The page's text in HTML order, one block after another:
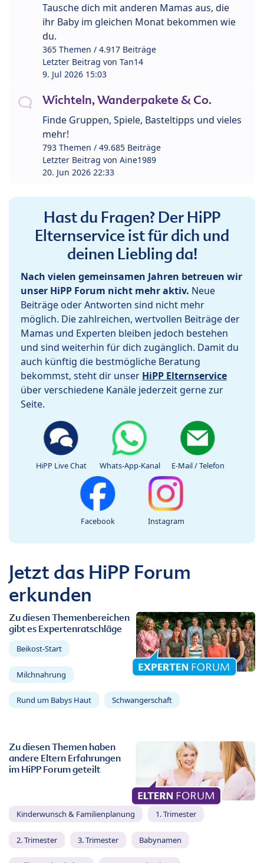
Tausche dich mit anderen Mamas aus, die
ihr Baby im gleichen Monat bekommen wie
du.
365 Themen / 4.917 Beiträge
Letzter Beitrag von Tan14
9. Jul 2026 15:03
Wichteln, Wanderpakete & Co.
Finde Gruppen, Spiele, Basteltipps und vieles
mehr!
793 Themen / 49.685 Beiträge
Letzter Beitrag von Aine1989
20. Jun 2026 22:33
Hast du Fragen? Der HiPP
Elternservice ist für dich und
deinen Liebling da!
Nach vielen gemeinsamen Jahren betreuen wir
unser HiPP Forum nicht mehr aktiv. Neue
Beiträge oder Antworten sind nicht mehr
möglich. Die zahlreichen, wertvollen Beiträge der
Mamas und Experten bleiben jedoch bestehen
und sind weiterhin für dich zugänglich. Damit du
auch künftig die bestmögliche Beratung
bekommst, steht dir unser HiPP Elternservice
über verschiedene Kanäle jederzeit gerne zur
Seite.
HiPP Live Chat Whats-App-Kanal E-Mail / Telefon
Facebook Instagram
Jetzt das HiPP Forum
erkunden
Zu diesen Themenbereichen
gibt es Expertenratschläge
Beikost-Start
Milchnahrung
Rund um Babys Haut Schwangerschaft
Zu diesen Themen haben
andere Eltern Erfahrungen
im HiPP Forum geteilt
Kinderwunsch & Familienplanung 1. Trimester
2. Trimester 3. Trimester Babynamen